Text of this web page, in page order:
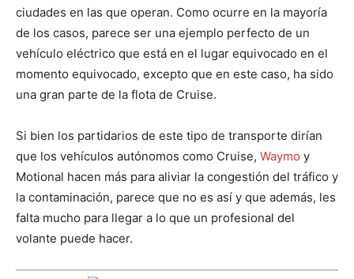
ciudades en las que operan. Como ocurre en la mayoría
de los casos, parece ser una ejemplo perfecto de un
vehículo eléctrico que está en el lugar equivocado en el
momento equivocado, excepto que en este caso, ha sido
una gran parte de la flota de Cruise.
Si bien los partidarios de este tipo de transporte dirían
que los vehículos autónomos como Cruise, Waymo y
Motional hacen más para aliviar la congestión del tráfico y
la contaminación, parece que no es así y que además, les
falta mucho para llegar a lo que un profesional del
volante puede hacer.